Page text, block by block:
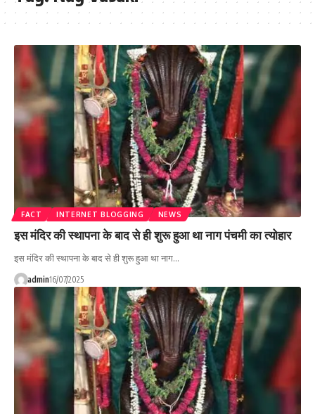
FACT INTERNET BLOGGING NEWS
इस मंदिर की स्थापना के बाद से ही शुरू हुआ था नाग पंचमी का त्योहार
इस मंदिर की स्थापना के बाद से ही शुरू हुआ था नाग…
admin16/07/2025